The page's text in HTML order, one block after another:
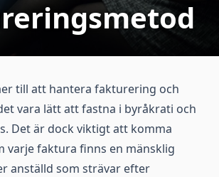
till att hantera fakturering och
vara lätt att fastna i byråkrati och
Det är dock viktigt att komma
varje faktura finns en mänsklig
anställd som strävar efter